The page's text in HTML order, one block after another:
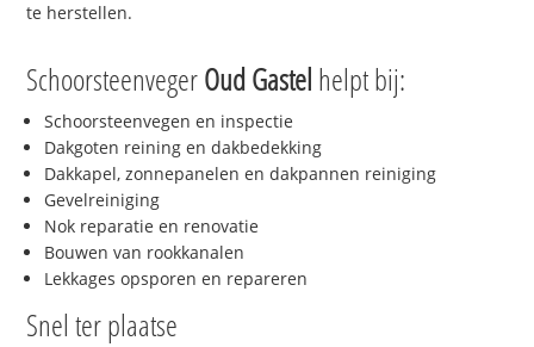
te herstellen.
SchoorsteenvegerOud Gastel helpt bij:
Schoorsteenvegen en inspectie
Dakgoten reining en dakbedekking
Dakkapel, zonnepanelen en dakpannen reiniging
Gevelreiniging
Nok reparatie en renovatie
Bouwen van rookkanalen
Lekkages opsporen en repareren
Snel ter plaatse